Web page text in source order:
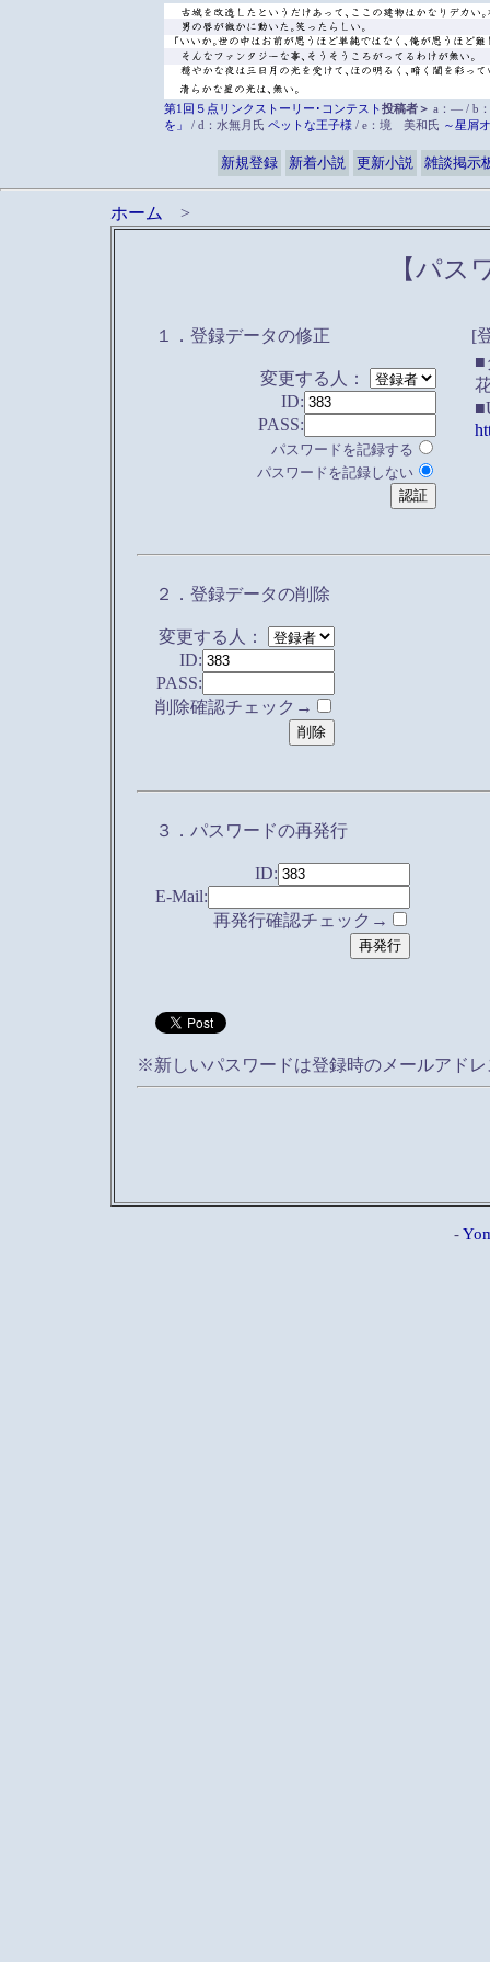
第1回５点リンクストーリー･コンテスト投稿者＞ a：― / b
を」
/ d：水無月氏 ペットな王子様 / e：境 美和氏 ～星屑
新規登録 新着小説 更新小説 雑談掲示
ホーム >
【パス
１．登録データの修正
変更する人：
ID:
PASS:
パスワードを記録する
パスワードを記録しない
[
■
２．登録データの削除
変更する人：
ID:
PASS:
削除確認チェック→
３．パスワードの再発行
ID:
E-Mail:
再発行確認チェック→
※新しいパスワードは登録時のメールアド
-